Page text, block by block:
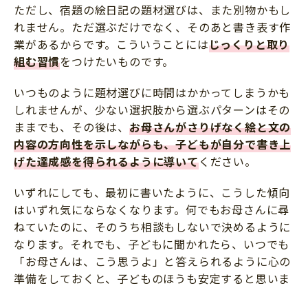
ただし、宿題の絵日記の題材選びは、また別物かもし
れません。ただ選ぶだけでなく、そのあと書き表す作
業があるからです。こういうことにはじっくりと取り
組む習慣をつけたいものです。
いつものように題材選びに時間はかかってしまうかも
しれませんが、少ない選択肢から選ぶパターンはその
ままでも、その後は、 お母さんがさりげなく絵と文の
内容の方向性を示しながらも、子どもが自分で書き上
げた達成感を得られるように導いてください。
いずれにしても、最初に書いたように、こうした傾向
はいずれ気にならなくなります。何でもお母さんに尋
ねていたのに、そのうち相談もしないで決めるように
なります。それでも、子どもに聞かれたら、いつでも
「お母さんは、こう思うよ」と答えられるように心の
準備をしておくと、子どものほうも安定すると思いま